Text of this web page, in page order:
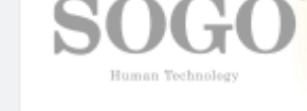
INICIO
EMPRESAS
GUÍA DE COMPRA